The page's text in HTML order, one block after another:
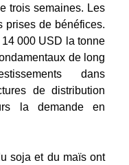
trois semaines. Les
prises de bénéfices.
000 USD la tonne
de long
dans
de distribution
la demande en
soja et du maïs ont